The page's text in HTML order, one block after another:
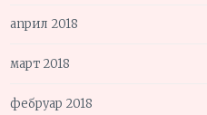
април 2018
март 2018
фебруар 2018